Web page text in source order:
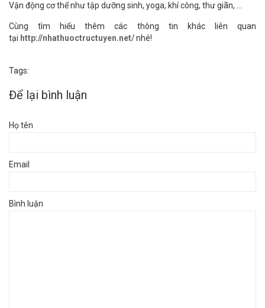
Vận động cơ thể như tập dưỡng sinh, yoga, khí công, thư giãn, …
Cùng tìm hiểu thêm các thông tin khác liên quan
tại http://nhathuoctructuyen.net/nhé!
Tags:
Để lại bình luận
Họ tên
Email
Bình luận